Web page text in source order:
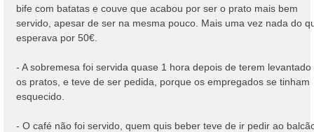
bife com batatas e couve que acabou por ser o prato mais bem
servido, apesar de ser na mesma pouco. Mais uma vez nada do
esperava por 50€.
- A sobremesa foi servida quase 1 hora depois de terem levantado
os pratos, e teve de ser pedida, porque os empregados se tinham
esquecido.
- O café não foi servido, quem quis beber teve de ir pedir ao